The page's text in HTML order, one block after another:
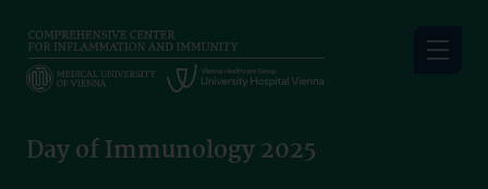
main
content
Day of Immunology 2025